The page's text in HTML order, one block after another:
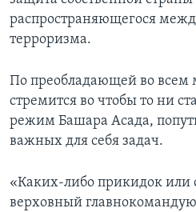
распространяющегося
терроризма.
По преобладающей во всем
стремится во чтобы то ни
режим Башара Асада,
важных для себя задач.
«Каких-либо прикидок или
верховный